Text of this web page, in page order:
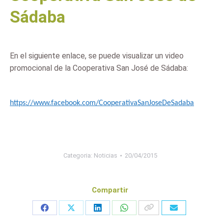
Sádaba
En el siguiente enlace, se puede visualizar un video
promocional de la Cooperativa San José de Sádaba:
https://www.facebook.com/CooperativaSanJoseDeSadaba
Categoria: Noticias 20/04/2015
Compartir
Share
Share
Share
Share